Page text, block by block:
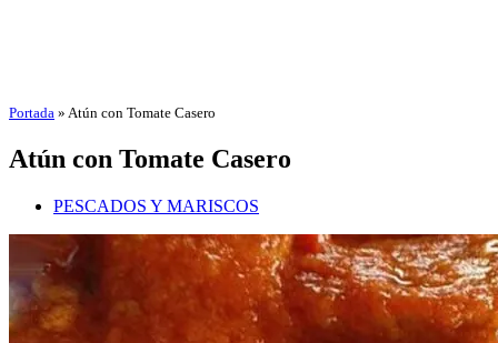
Portada » Atún con Tomate Casero
Atún con Tomate Casero
PESCADOS Y MARISCOS